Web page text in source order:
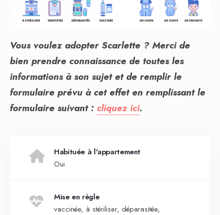
Vous voulez adopter Scarlette ? Merci de
bien prendre connaissance de toutes les
informations à son sujet et de remplir le
formulaire prévu à cet effet en remplissant le
formulaire suivant : cliquez ici.
Habituée à l'appartement
Oui.
Mise en règle
vaccinée, à stériliser, déparasitée,